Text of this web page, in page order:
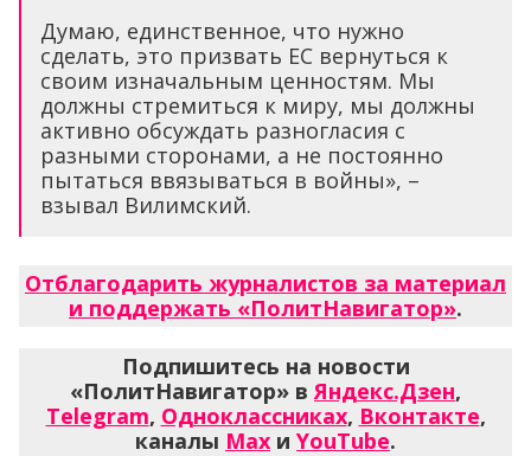
Думаю, единственное, что нужно
сделать, это призвать ЕС вернуться к
своим изначальным ценностям. Мы
должны стремиться к миру, мы должны
активно обсуждать разногласия с
разными сторонами, а не постоянно
пытаться ввязываться в войны», –
взывал Вилимский.
Отблагодарить журналистов за материал
и поддержать «ПолитНавигатор».
Подпишитесь на новости
«ПолитНавигатор» вЯндекс.Дзен,
Telegram, Одноклассниках, Вконтакте,
каналы Max и YouTube.